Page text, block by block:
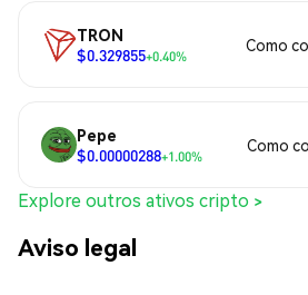
TRON
$0.329855+0.40%
Como
Pepe
$0.00000288+1.00%
Como
Explore outros ativos cripto >
Aviso legal